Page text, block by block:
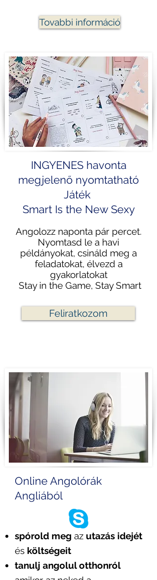
Tovabbi információ
INGYENES havonta
megjelenő nyomtatható
Játék
Smart Is the New Sexy
Angolozz naponta pár percet.
Nyomtasd le a havi
példányokat, csináld meg a
feladatokat, élvezd a
gyakorlatokat
Stay in the Game, Stay Smart
Feliratkozom
Online Angolórák
Angliából
spórold meg az utazás idejét
és költségeit
tanulj angolul otthonról